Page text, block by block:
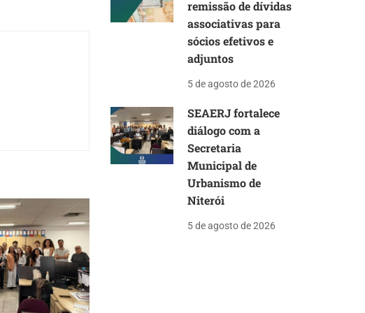
remissão de dívidas
associativas para
sócios efetivos e
adjuntos
5 de agosto de 2026
SEAERJ fortalece
diálogo com a
Secretaria
Municipal de
Urbanismo de
Niterói
5 de agosto de 2026